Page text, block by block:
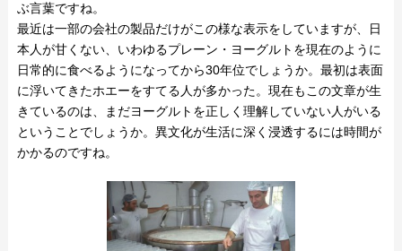
ぶ言葉ですね。
最近は一部の会社の製品だけがこの様な表示をしていますが、日
本人が甘くない、いわゆるプレーン・ヨーグルトを現在のように
日常的に食べるようになってから30年位でしょうか。最初は表面
に浮いてきたホエーをすてる人が多かった。現在もこの文章が生
きているのは、まだヨーグルトを正しく理解していない人がいる
ということでしょうか。異文化が生活に深く浸透するには時間が
かかるのですね。